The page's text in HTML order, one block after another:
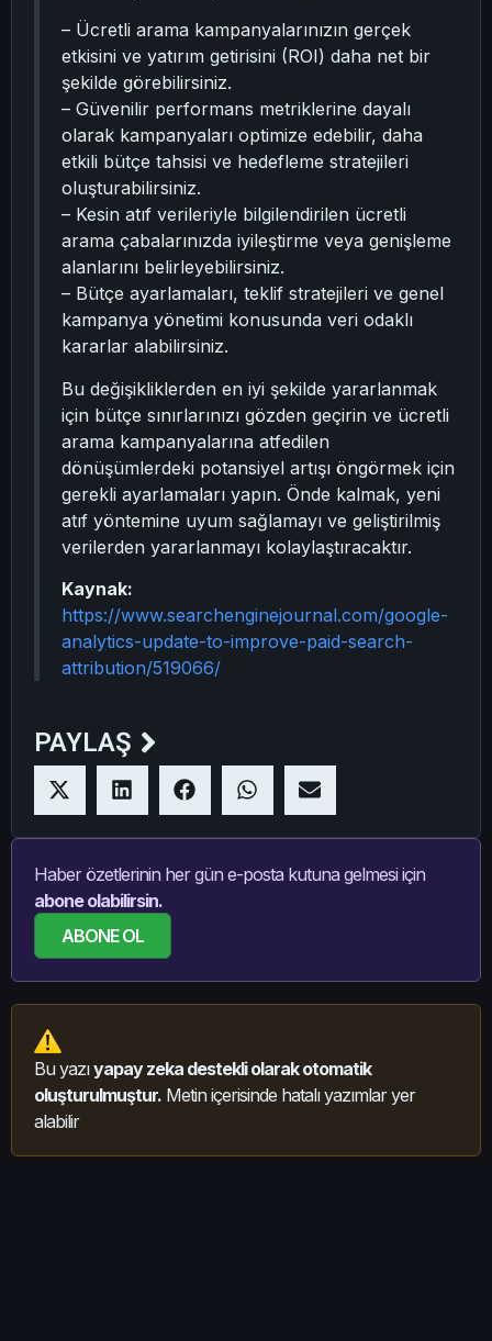
– Ücretli arama kampanyalarınızın gerçek
etkisini ve yatırım getirisini (ROI) daha net bir
şekilde görebilirsiniz.
– Güvenilir performans metriklerine dayalı
olarak kampanyaları optimize edebilir, daha
etkili bütçe tahsisi ve hedefleme stratejileri
oluşturabilirsiniz.
– Kesin atıf verileriyle bilgilendirilen ücretli
arama çabalarınızda iyileştirme veya genişleme
alanlarını belirleyebilirsiniz.
– Bütçe ayarlamaları, teklif stratejileri ve genel
kampanya yönetimi konusunda veri odaklı
kararlar alabilirsiniz.
Bu değişikliklerden en iyi şekilde yararlanmak
için bütçe sınırlarınızı gözden geçirin ve ücretli
arama kampanyalarına atfedilen
dönüşümlerdeki potansiyel artışı öngörmek için
gerekli ayarlamaları yapın. Önde kalmak, yeni
atıf yöntemine uyum sağlamayı ve geliştirilmiş
verilerden yararlanmayı kolaylaştıracaktır.
Kaynak:
https://www.searchenginejournal.com/google-
analytics-update-to-improve-paid-search-
attribution/519066/
PAYLAŞ
Haber özetlerinin her gün e-posta kutuna gelmesi için
abone olabilirsin.
ABONE OL
Bu yazıyapay zeka destekli olarak otomatik
oluşturulmuştur. Metin içerisinde hatalı yazımlar yer
alabilir